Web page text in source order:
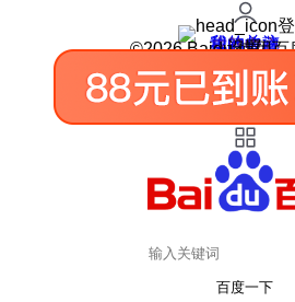
我的关注
我的收藏
皮肤中心
用户反馈
设置
©2026 Baidu 使用百
百度一下